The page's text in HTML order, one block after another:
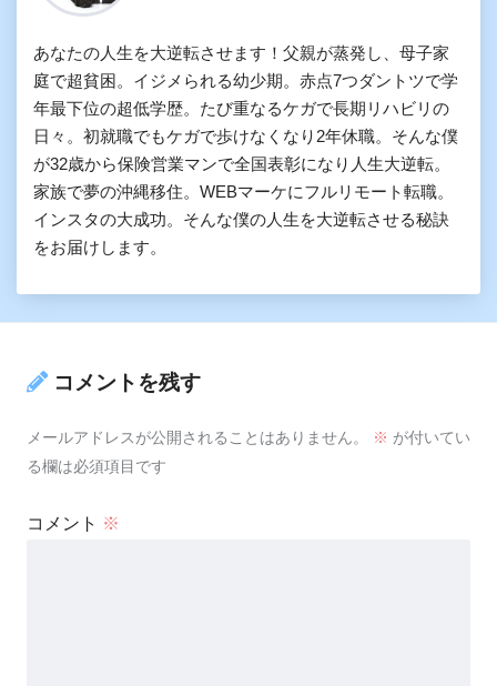
あなたの人生を大逆転させます！父親が蒸発し、母子家
庭で超貧困。イジメられる幼少期。赤点7つダントツで学
年最下位の超低学歴。たび重なるケガで長期リハビリの
日々。初就職でもケガで歩けなくなり2年休職。そんな僕
が32歳から保険営業マンで全国表彰になり人生大逆転。
家族で夢の沖縄移住。WEBマーケにフルリモート転職。
インスタの大成功。そんな僕の人生を大逆転させる秘訣
をお届けします。
コメントを残す
メールアドレスが公開されることはありません。 ※ が付いてい
る欄は必須項目です
コメント ※